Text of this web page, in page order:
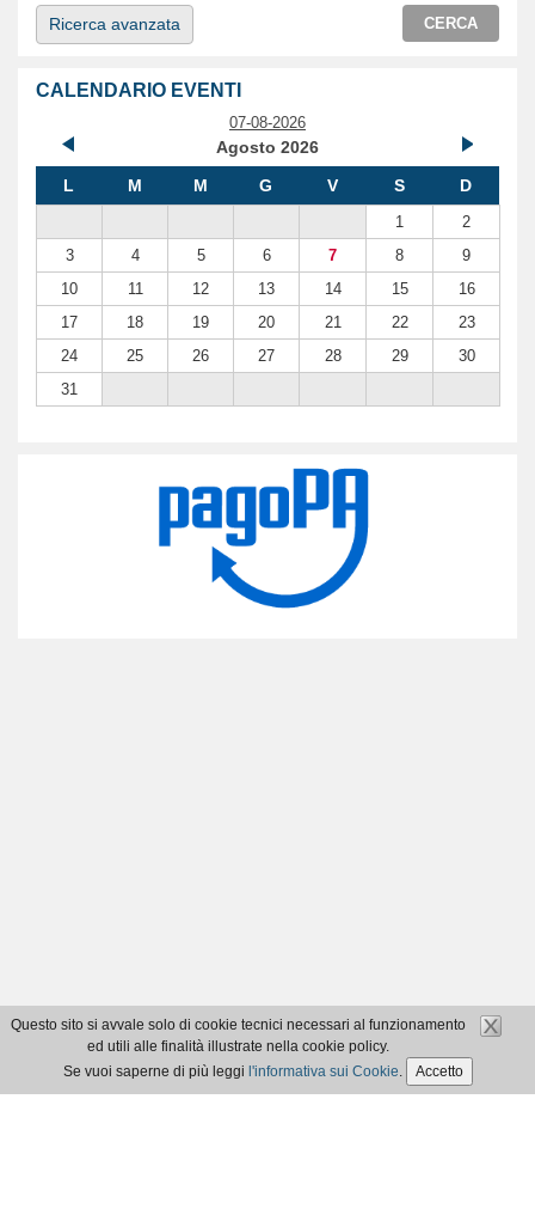
Questo sito si avvale solo di cookie tecnici necessari al funzionamento
ed utili alle finalità illustrate nella cookie policy.
Se vuoi saperne di più leggi l'informativa sui Cookie. Accetto
CERCA
Ricerca avanzata
CALENDARIO EVENTI
07-08-2026
Agosto 2026
L
M M G V S D
1
2
3
4 5 6 7 8
9
10
11 12 13 14 15
16
17
18 19 20 21 22
23
24
25 26 27 28 29
30
31